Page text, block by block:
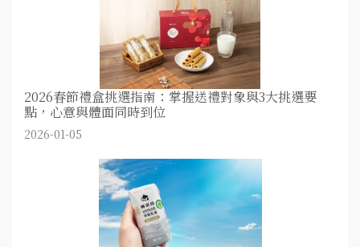
2026春節禮盒挑選指南：掌握送禮對象與3大挑選要
點，心意與體面同時到位
2026-01-05